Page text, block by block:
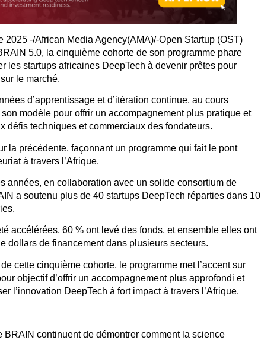
2025 -/African Media Agency(AMA)/-Open Startup (OST)
5.0, la cinquième cohorte de son programme phare
les startups africaines DeepTech à devenir prêtes pour
le marché.
d’apprentissage et d’itération continue, au cours
modèle pour offrir un accompagnement plus pratique et
défis techniques et commerciaux des fondateurs.
la précédente, façonnant un programme qui fait le pont
à travers l’Afrique.
années, en collaboration avec un solide consortium de
a soutenu plus de 40 startups DeepTech réparties dans 10
.
accélérées, 60 %ont levé des fonds, et ensemble elles ont
dollarsde financement dans plusieurs secteurs.
cette cinquième cohorte, le programme met l’accent sur
objectif d’offrir un accompagnement plus approfondi et
l’innovation DeepTech à fort impact à travers l’Afrique.
BRAIN continuent de démontrer comment la science